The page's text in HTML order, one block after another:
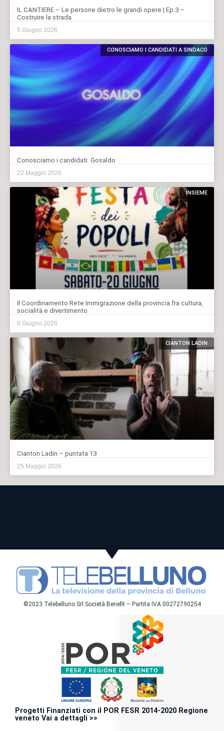
IL CANTIERE – Le persone dietro le grandi opere | Ep.3 –
Costruire la strada
5 Giugno 2026
CONOSCIAMO I CANDIDATI A SINDACO
Conosciamo i candidati: Gosaldo
22 Maggio 2026
INSIEME
Il Coordinamento Rete Immigrazione della provincia fra cultura,
socialità e divertimento
8 Giugno 2026
CIANTON LADIN
Cianton Ladin – puntata 13
25 Maggio 2026
©2023 Telebelluno Srl Società Benefit – Partita IVA 00272790254
Progetti Finanziati con il POR FESR 2014-2020 Regione
veneto Vai a dettagli >>